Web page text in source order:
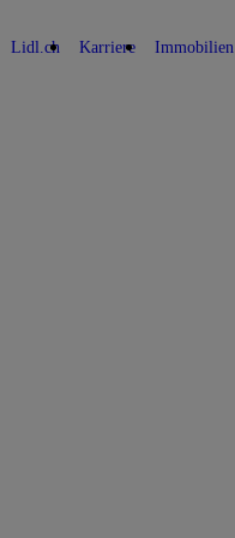
Lidl.ch Karriere Immobilien